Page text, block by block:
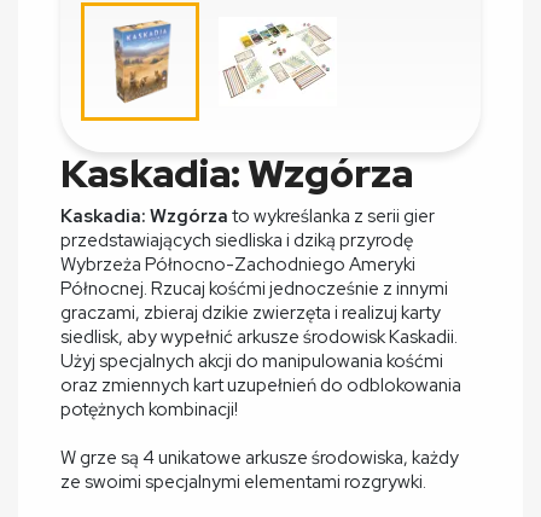
Kaskadia: Wzgórza
Kaskadia: Wzgórza to wykreślanka z serii gier
przedstawiających siedliska i dziką przyrodę
Wybrzeża Północno-Zachodniego Ameryki
Północnej. Rzucaj kośćmi jednocześnie z innymi
graczami, zbieraj dzikie zwierzęta i realizuj karty
siedlisk, aby wypełnić arkusze środowisk Kaskadii.
Użyj specjalnych akcji do manipulowania kośćmi
oraz zmiennych kart uzupełnień do odblokowania
potężnych kombinacji!
W grze są 4 unikatowe arkusze środowiska, każdy
ze swoimi specjalnymi elementami rozgrywki.